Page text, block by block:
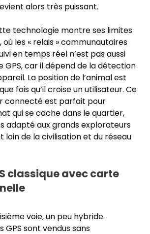
alors très puissant.
technologie montre ses limites
les « relais » communautaires
en temps réel n’est pas aussi
GPS, car il dépend de la détection
La position de l’animal est
fois qu’il croise un utilisateur. Ce
connecté est parfait pour
qui se cache dans le quartier,
adapté aux grands explorateurs
loin de la civilisation et du réseau
classique avec carte
voie, un peu hybride.
GPS sont vendus sans